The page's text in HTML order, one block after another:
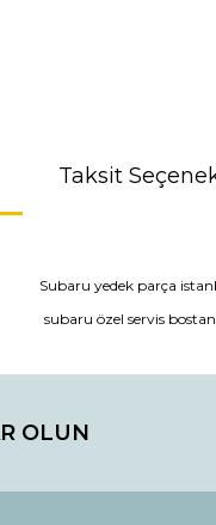
Taksit
ve diğer konularda
Subaru yedek parça
subaru özel servis
OLUN